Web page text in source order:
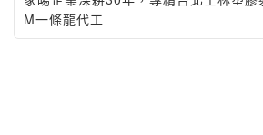
M一條龍代工